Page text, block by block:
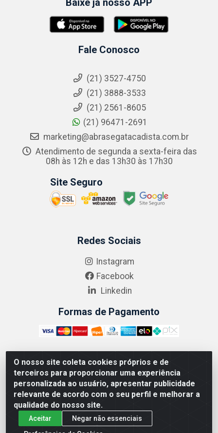
O nosso site coleta cookies próprios e de
terceiros para proporcionar uma experiência
personalizada ao usuário, apresentar publicidade
relevante de acordo com o seu perfil e melhorar a
qualidade do nosso site.
Aceitar
Negar não essenciais
Baixe já nosso APP
Fale Conosco
(21) 3527-4750
(21) 3888-3533
(21) 2561-8605
(21) 96471-2691
marketing@abrasegatacadista.com.br
Atendimento de segunda a sexta-feira das
08h às 12h e das 13h30 às 17h30
Site Seguro
Redes Sociais
Instagram
Facebook
Linkedin
Formas de Pagamento
ABRASEG COMÉRCIO ATACADISTA LTDA - CNPJ:
10.894.768/0001-00 - Avenida Lobo Júnior, 1045 -
Penha Circular - Rio de Janeiro - RJ - CEP 21020-124